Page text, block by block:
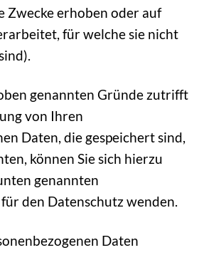
Zwecke erhoben oder auf
für welche sie nicht
genannten Gründe zutrifft
von Ihren
Daten, die gespeichert sind,
können Sie sich hierzu
genannten
den Datenschutz wenden.
Daten